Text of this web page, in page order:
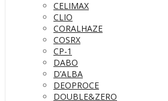
CELIMAX
CLIO
CORALHAZE
COSRX
CP-1
DABO
D’ALBA
DEOPROCE
DOUBLE&ZERO